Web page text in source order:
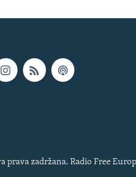
prava zadržana. Radio Free